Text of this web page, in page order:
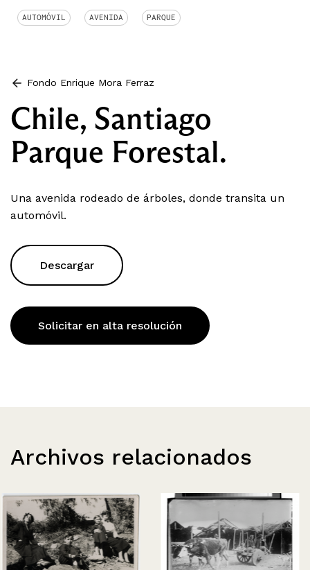
AUTOMÓVIL AVENIDA PARQUE
Fondo Enrique Mora Ferraz
Chile, Santiago
Parque Forestal.
Una avenida rodeado de árboles, donde transita un
automóvil.
Descargar
Solicitar en alta resolución
Archivos relacionados